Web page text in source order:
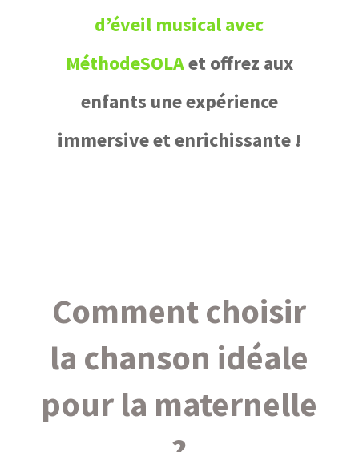
d’éveil musical avec
MéthodeSOLAet offrez aux
enfants une expérience
immersive et enrichissante !
Comment choisir
la chanson idéale
pour la maternelle